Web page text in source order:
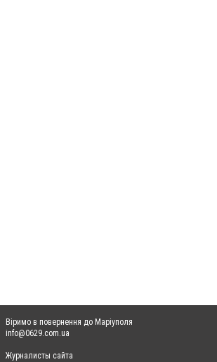
Віримо в повернення до Маріуполя
info@0629.com.ua
Журналисты сайта